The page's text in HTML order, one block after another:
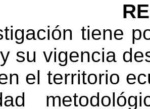
tiene
su vigencia
el territorio